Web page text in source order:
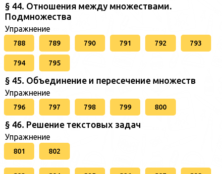
§ 44. Отношения между множествами.
Подмножества
Упражнение
788 789 790 791 792 793
794 795
§ 45. Объединение и пересечение множеств
Упражнение
796 797 798 799 800
§ 46. Решение текстовых задач
Упражнение
801 802